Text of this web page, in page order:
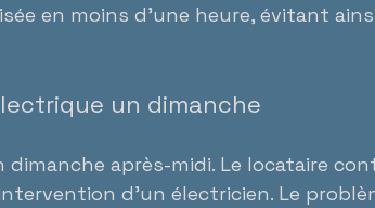
en moins d’une heure, évitant
un dimanche
après-midi. Le locataire
d’un électricien. Le